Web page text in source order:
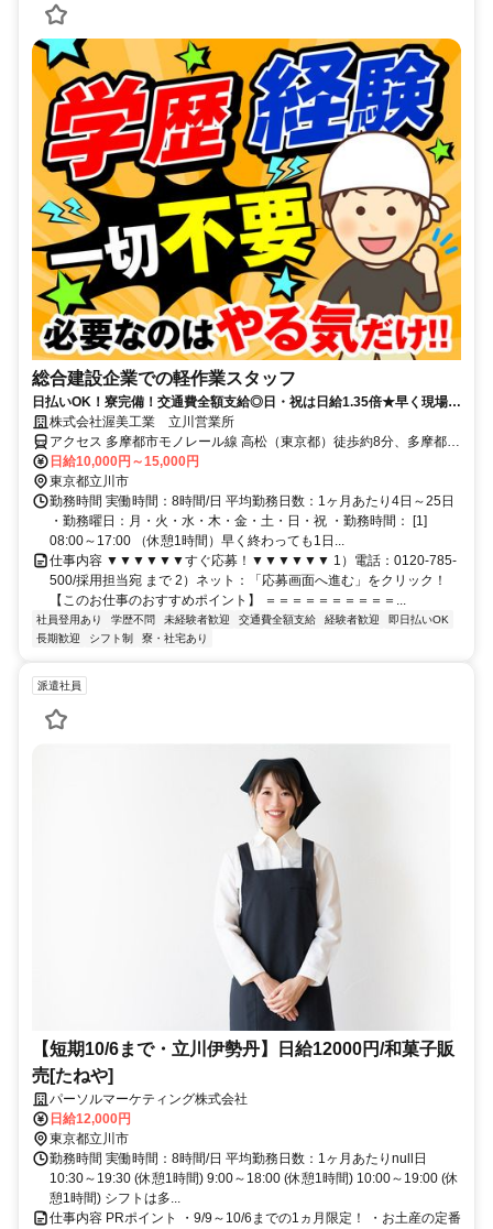
総合建設企業での軽作業スタッフ
日払いOK！寮完備！交通費全額支給◎日・祝は日給1.35倍★早く現場が
終わっても日給保証♪入社祝い金3万円支給◎
株式会社渥美工業 立川営業所
アクセス 多摩都市モノレール線 高松（東京都）徒歩約8分、多摩都市
モノレール線 立飛南側改札口徒歩約11分、多摩都市モノレール線 泉
体育館徒歩約15分
日給10,000円～15,000円
東京都立川市
勤務時間 実働時間：8時間/日 平均勤務日数：1ヶ月あたり4日～25日
・勤務曜日：月・火・水・木・金・土・日・祝 ・勤務時間： [1]
08:00～17:00 （休憩1時間）早く終わっても1日...
仕事内容 ▼▼▼▼▼▼すぐ応募！▼▼▼▼▼▼ 1）電話：0120-785-
500/採用担当宛 まで 2）ネット：「応募画面へ進む」をクリック！
【このお仕事のおすすめポイント】 ＝＝＝＝＝＝＝＝＝＝...
社員登用あり 学歴不問 未経験者歓迎 交通費全額支給 経験者歓迎
即日払いOK
長期歓迎
シフト制 寮・社宅あり
派遣社員
【短期10/6まで・立川伊勢丹】日給12000円/和菓子販
売[たねや]
パーソルマーケティング株式会社
日給12,000円
東京都立川市
勤務時間 実働時間：8時間/日 平均勤務日数：1ヶ月あたりnull日
10:30～19:30 (休憩1時間) 9:00～18:00 (休憩1時間) 10:00～19:00 (休
憩1時間) シフトは多...
仕事内容 PRポイント ・9/9～10/6までの1ヵ月限定！ ・お土産の定番